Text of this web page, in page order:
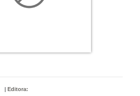
| Editora: